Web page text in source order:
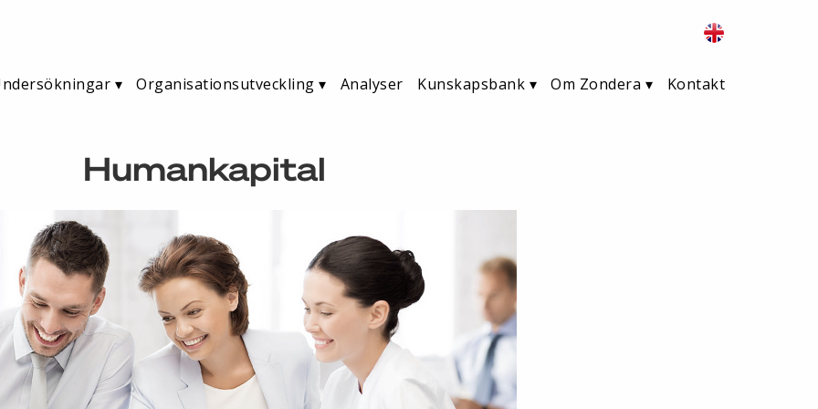
Organisationsutveckling Analyser Kunskapsbank Om Zondera Kontakt
Humankapital